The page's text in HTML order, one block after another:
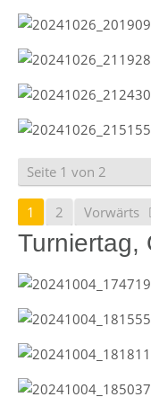
Seite 1 von 2
1 2 Vorwärts
Turniertag,